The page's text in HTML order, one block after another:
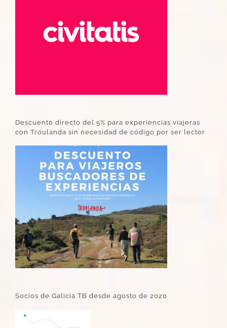
Descuento directo del 5% para experiencias viajeras
con Troulanda sin necesidad de código por ser lector
Socios de Galicia TB desde agosto de 2020